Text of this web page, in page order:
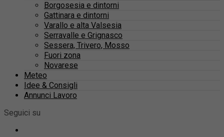
Borgosesia e dintorni
Gattinara e dintorni
Varallo e alta Valsesia
Serravalle e Grignasco
Sessera, Trivero, Mosso
Fuori zona
Novarese
Meteo
Idee & Consigli
Annunci Lavoro
Seguici su